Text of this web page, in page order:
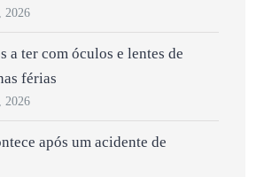
2026
a ter com óculos e lentes de
férias
2026
após um acidente de